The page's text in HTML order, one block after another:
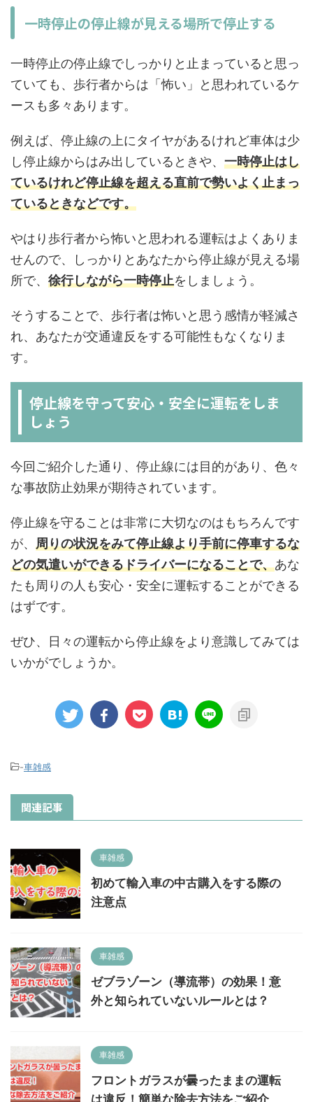
一時停止の停止線が見える場所で停止する
一時停止の停止線でしっかりと止まっていると思っ
ていても、歩行者からは「怖い」と思われているケ
ースも多々あります。
例えば、停止線の上にタイヤがあるけれど車体は少
し停止線からはみ出しているときや、 一時停止はし
ているけれど停止線を超える直前で勢いよく止まっ
ているときなどです。
やはり歩行者から怖いと思われる運転はよくありま
せんので、しっかりとあなたから停止線が見える場
所で、 徐行しながら一時停止をしましょう。
そうすることで、歩行者は怖いと思う感情が軽減さ
れ、あなたが交通違反をする可能性もなくなりま
す。
停止線を守って安心・安全に運転をしま
しょう
今回ご紹介した通り、停止線には目的があり、色々
な事故防止効果が期待されています。
停止線を守ることは非常に大切なのはもちろんです
が、 周りの状況をみて停止線より手前に停車するな
どの気遣いができるドライバーになることで、あな
たも周りの人も安心・安全に運転することができる
はずです。
ぜひ、日々の運転から停止線をより意識してみては
いかがでしょうか。
-車雑感
関連記事
車雑感
初めて輸入車の中古購入をする際の
注意点
車雑感
ゼブラゾーン（導流帯）の効果！意
外と知られていないルールとは？
車雑感
フロントガラスが曇ったままの運転
は違反！簡単な除去方法をご紹介